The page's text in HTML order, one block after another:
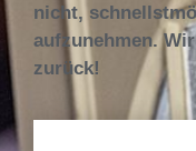
nicht,
aufzunehmen.
zurück!